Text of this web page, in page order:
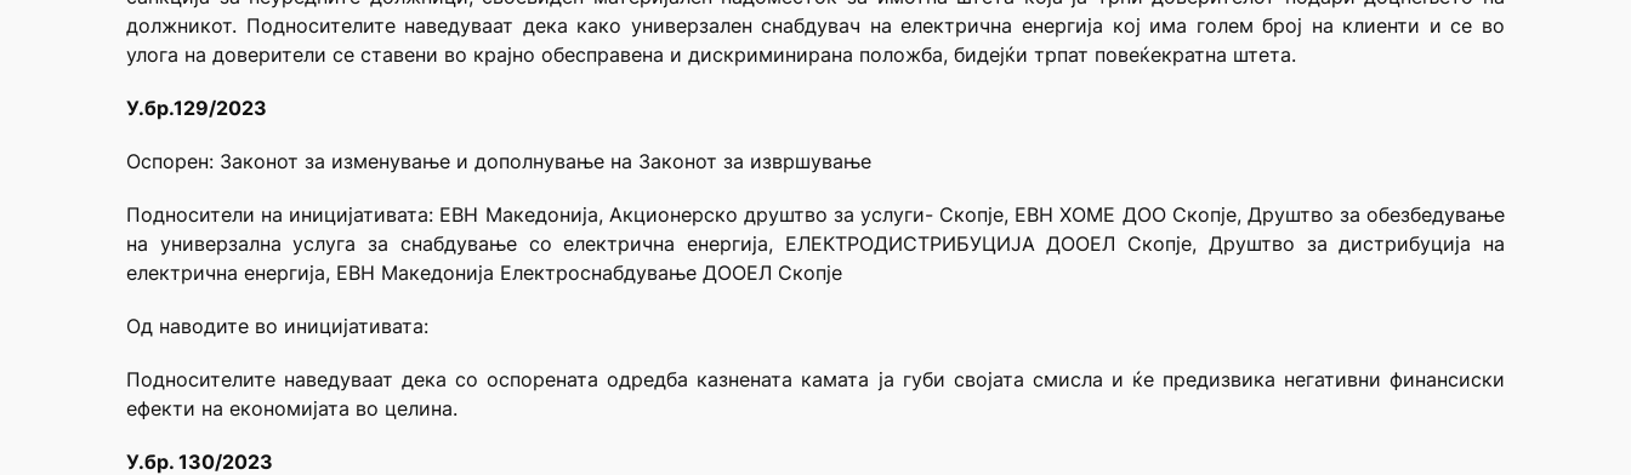
должникот. Подносителите наведуваат дека како универзален снабдувач на електрична енергија кој има голем број на клиенти и се во
улога на доверители се ставени во крајно обесправена и дискриминирана положба, бидејќи трпат повеќекратна штета.
У.бр.129/2023
Оспорен: Законот за изменување и дополнување на Законот за извршување
Подносители на иницијативата: ЕВН Mакедонија, Акционерско друштво за услуги- Скопје, ЕВН ХОМЕ ДОО Скопје, Друштво за обезбедување
на универзална услуга за снабдување со електрична енергија, ЕЛЕКТРОДИСТРИБУЦИЈА ДООЕЛ Скопје, Друштво за дистрибуција на
електрична енергија, ЕВН Македонија Електроснабдување ДООЕЛ Скопје
Од наводите во иницијативата:
Подносителите наведуваат дека со оспорената одредба казнената камата ја губи својата смисла и ќе предизвика негативни финансиски
ефекти на економијата во целина.
У.бр. 130/2023